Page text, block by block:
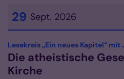
29 Sept. 2026
Datum: 29. September
Lesekreis „Ein neues Kapitel“
Die atheistische
Kirche